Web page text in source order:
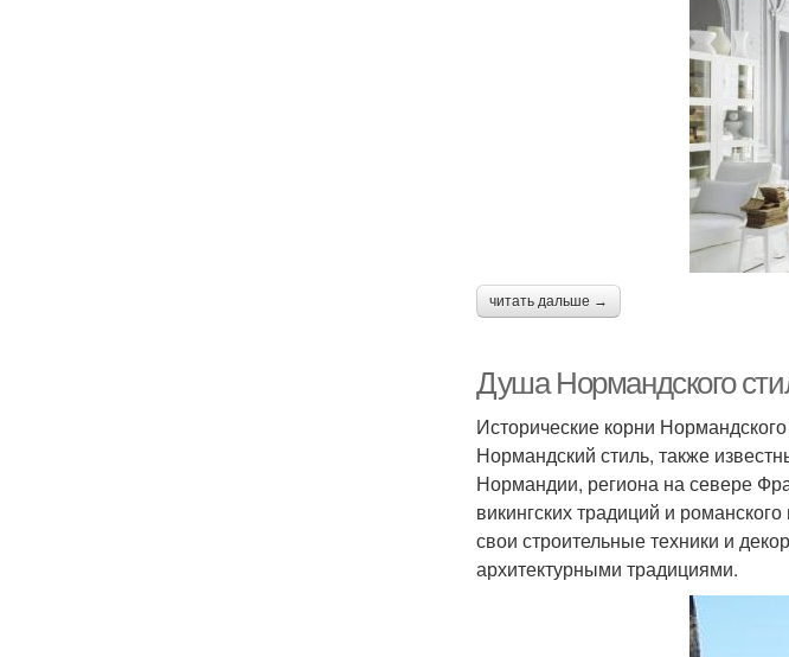
читать дальше →
Душа Нормандского
Исторические корни
Нормандский стиль, также
Нормандии, региона на севере
викингских традиций и
свои строительные техники и
архитектурными традициями.